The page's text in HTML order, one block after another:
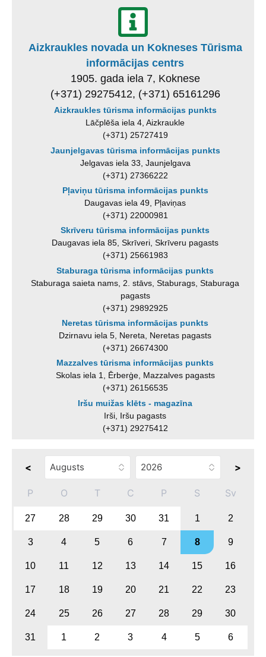
Aizkraukles novada un Kokneses Tūrisma
informācijas centrs
1905. gada iela 7, Koknese
(+371) 29275412, (+371) 65161296
Aizkraukles tūrisma informācijas punkts
Lāčplēša iela 4, Aizkraukle
(+371) 25727419
Jaunjelgavas tūrisma informācijas punkts
Jelgavas iela 33, Jaunjelgava
(+371) 27366222
Pļaviņu tūrisma informācijas punkts
Daugavas iela 49, Pļaviņas
(+371) 22000981
Skrīveru tūrisma informācijas punkts
Daugavas iela 85, Skrīveri, Skrīveru pagasts
(+371) 25661983
Staburaga tūrisma informācijas punkts
Staburaga saieta nams, 2. stāvs, Staburags, Staburaga
pagasts
(+371) 29892925
Neretas tūrisma informācijas punkts
Dzirnavu iela 5, Nereta, Neretas pagasts
(+371) 26674300
Mazzalves tūrisma informācijas punkts
Skolas iela 1, Ērberģe, Mazzalves pagasts
(+371) 26156535
Iršu muižas klēts - magazīna
Irši, Iršu pagasts
(+371) 29275412
< >
P O T C P S Sv
27 28 29 30 31 1 2
3 4 5 6 7 8 9
10 11 12 13 14 15 16
17 18 19 20 21 22 23
24 25 26 27 28 29 30
31 1 2 3 4 5 6